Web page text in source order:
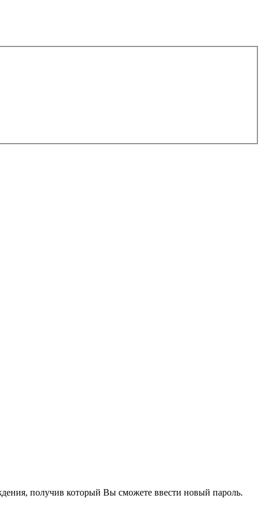
получив который Вы сможете ввести новый пароль.